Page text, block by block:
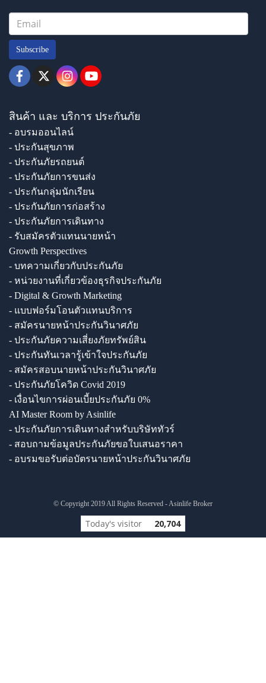
Subscribe
สินค้า และ บริการ ประกันภัย
- อบรมออนไลน์
- ประกันสุขภาพ
- ประกันภัยรถยนต์
- ประกันภัยการขนส่ง
- ประกันกลุ่มนักเรียน
- ประกันภัยการก่อสร้าง
- ประกันภัยการเดินทาง
- รับสมัครตัวแทนนายหน้า
Growth Perspectives
- บทความเกี่ยวกับประกันภัย
- หน่วยงานที่เกี่ยวข้องธุรกิจประกันภัย
- Digital & Growth Marketing
- แบบฟอร์มโอนตัวแทนบริการ
- สมัครนายหน้าประกันวินาศภัย
- ประกันภัยความเสี่ยงภัยทรัพย์สิน
- ประกันทันเวลารู้เข้าใจประกันภัย
- สมัครสอบนายหน้าประกันวินาศภัย
- ประกันภัยโควิด Covid 2019
- เงื่อนไขการผ่อนเบี้ยประกันภัย 0%
AI Master Room by Asinlife
- ประกันภัยการเดินทางสำหรับบริษัททัวร์
- สอบถามข้อมูลประกันภัยขอใบเสนอราคา
- อบรมขอรับต่อบัตรนายหน้าประกันวินาศภัย
© Copyright 2019 All Rights Reserved - Asinlife Broker
Today's visitor 20,704